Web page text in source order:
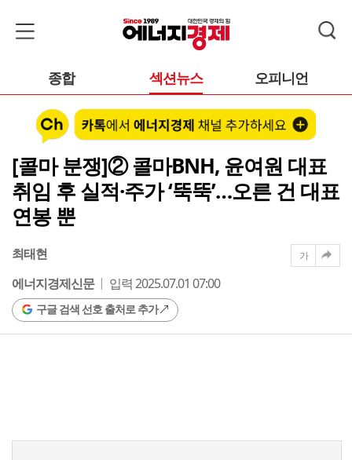
종합 섹션뉴스 오피니언
[콜마 분쟁]② 콜마BNH, 윤여원 대표
취임 후 실적·주가 ‘뚝뚝’…오른 건 대표
연봉 뿐
최태현
에너지경제신문
입력 2025.07.01 07:00
구글 검색 선호 출처로 추가
가